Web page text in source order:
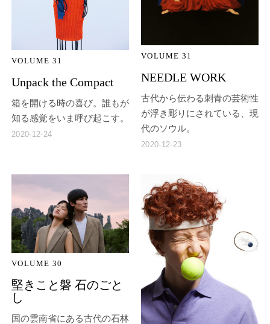
VOLUME 31
Unpack the Compact
箱を開ける時の喜び。誰もが
知る感覚をいま呼び起こす。
2020-12-24
VOLUME 31
NEEDLE WORK
古代から伝わる刺青の芸術性
が浮き彫りにされている、現
代のソウル。
2020-12-23
VOLUME 30
堅きこと磐 石のごと
し
国の雲南省にある古代の石林